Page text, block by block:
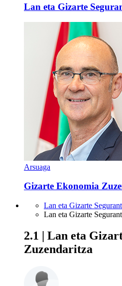
Lan eta Gizarte
Arsuaga
Gizarte Ekonomia
Lan eta Gizarte
Lan eta Gizarte
2.1 | Lan eta
Zuzendaritza